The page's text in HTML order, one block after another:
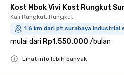
Kost Mbok Vivi Kost Rungkut
Kali Rungkut, Rungkut
1.6 km dari pt surabaya
mulai dari Rp1.550.000 /bulan
Lihat info lebih banyak